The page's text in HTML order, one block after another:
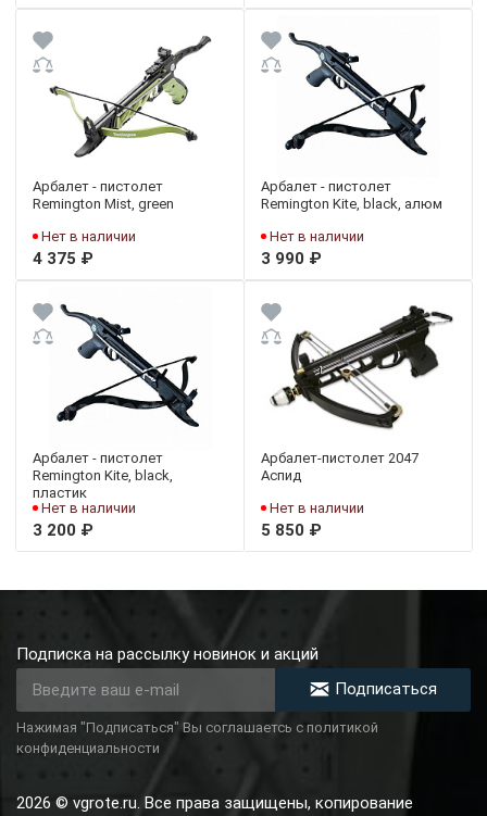
Арбалет - пистолет
Remington Mist, green
Нет в наличии
4 375 ₽
Арбалет - пистолет
Remington Kite, black, алюм
Нет в наличии
3 990 ₽
Арбалет - пистолет
Remington Kite, black,
пластик
Нет в наличии
3 200 ₽
Арбалет-пистолет 2047
Аспид
Нет в наличии
5 850 ₽
Подписка на рассылку новинок и акций
Подписаться
Нажимая "Подписаться" Вы соглашаетсь с политикой
конфиденциальности
2026 © vgrote.ru. Все права защищены, копирование